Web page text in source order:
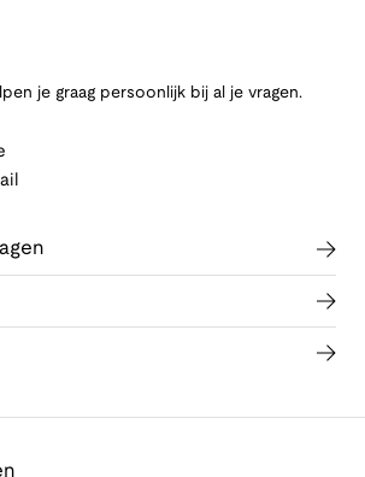
je graag persoonlijk bij al je vragen.